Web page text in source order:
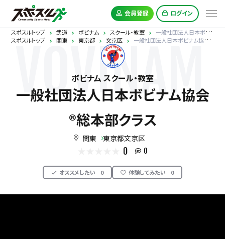
会員登録 ログイン
スポスルトップ 武道 ボビナム スクール・教室
一般社団法人日本ボビナム協会®︎総本部クラス
スポスルトップ
関東 東京都 文京区 一般社団法人日本ボビナム協会®︎総本部クラス
VOVINAM
ボビナム スクール・教室
一般社団法人日本ボビナム協会
®︎総本部クラス
関東 東京都文京区
0 0
オススメしたい 0 体験してみたい 0